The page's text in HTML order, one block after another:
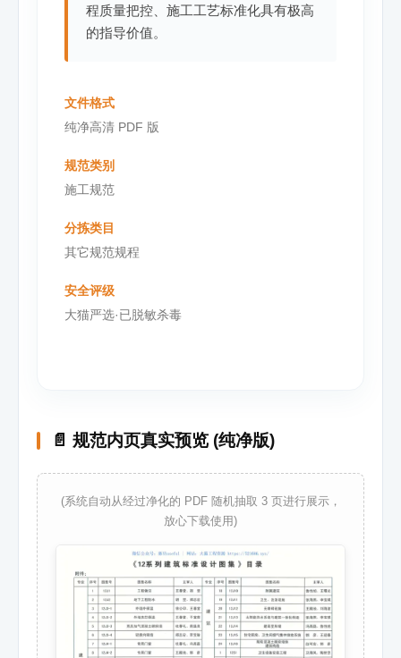
程质量把控、施工工艺标准化具有极高
的指导价值。
文件格式
纯净高清 PDF 版
规范类别
施工规范
分拣类目
其它规范规程
安全评级
大猫严选·已脱敏杀毒
📄 规范内页真实预览 (纯净版)
(系统自动从经过净化的 PDF 随机抽取 3 页进行展示，
放心下载使用)